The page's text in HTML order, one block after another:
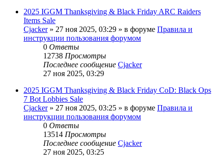
2025 IGGM Thanksgiving & Black Friday ARC Raiders
Items Sale
Cjacker» 27 ноя 2025, 03:29 » в форуме Правила и
инструкции пользования форумом
0 Ответы
12738 Просмотры
Последнее сообщение Cjacker
27 ноя 2025, 03:29
2025 IGGM Thanksgiving & Black Friday CoD: Black Ops
7 Bot Lobbies Sale
Cjacker» 27 ноя 2025, 03:25 » в форуме Правила и
инструкции пользования форумом
0 Ответы
13514 Просмотры
Последнее сообщение Cjacker
27 ноя 2025, 03:25